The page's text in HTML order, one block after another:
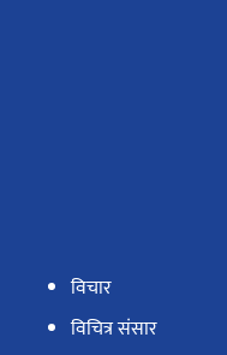
विचार
विचित्र संसार